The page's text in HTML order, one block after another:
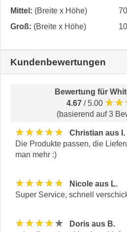
Mittel: (Breite x Höhe)
Groß: (Breite x Höhe)
Kundenbewertungen
Bewertung für
4.67 / 5.00
(basierend auf 3
★★★★★
Christian aus I.
Die Produkte passen, die
man mehr :)
★★★★★
Nicole aus L.
Super Service, schnell
★★★★★
Doris aus B.